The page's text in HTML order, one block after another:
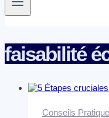
faisabilité
Conseils